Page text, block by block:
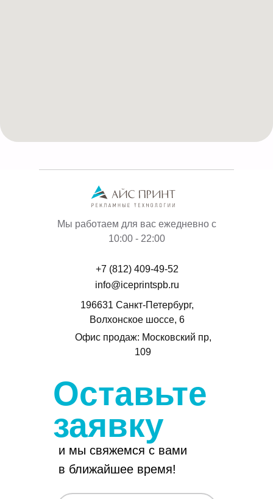
Работы
Мы работаем для вас ежедневно с
10:00 - 22:00
+7 (812) 409-49-52
info@iceprintspb.ru
196631 Санкт-Петербург,
Волхонское шоссе, 6
Офис продаж: Московский пр,
109
Оставьте
заявку
и мы свяжемся с вами
в ближайшее время!